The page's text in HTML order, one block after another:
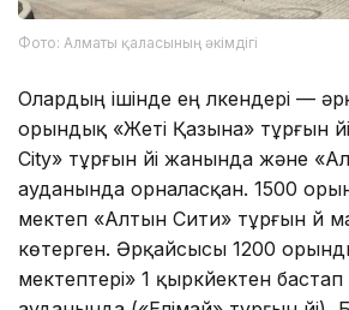
Фото: Алматы қаласының әкімдігі
Олардың ішінде ең үлкендері —
орындық «Жеті Қазына» тұрғын
City» тұрғын үйі жанында және
ауданында орналасқан. 1500
мектеп «Алтын Сити» тұрғын үй
көтерген. Әрқайсысы 1200
мектептері» 1 қыркүйектен